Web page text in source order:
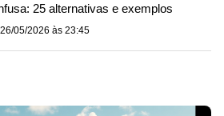
25 alternativas e exemplos
26/05/2026 às 23:45